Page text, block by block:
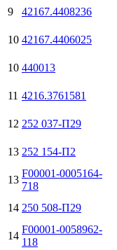
9
42167.4408236
10 42167.4406025
10 440013
11 4216.3761581
12 252 037-П29
13 252 154-П2
13
F00001-0005164-
718
14 250 508-П29
14
F00001-0058962-
118